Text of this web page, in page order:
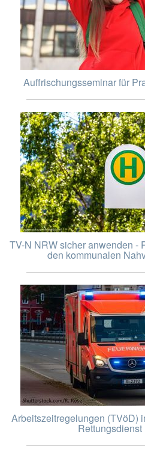
Auffrischungsseminar für
TV-N NRW sicher anwenden -
den kommunalen
Arbeitszeitregelungen (TVöD)
Rettungsdienst